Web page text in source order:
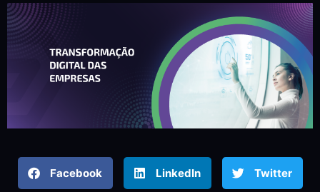
Facebook LinkedIn Twitter